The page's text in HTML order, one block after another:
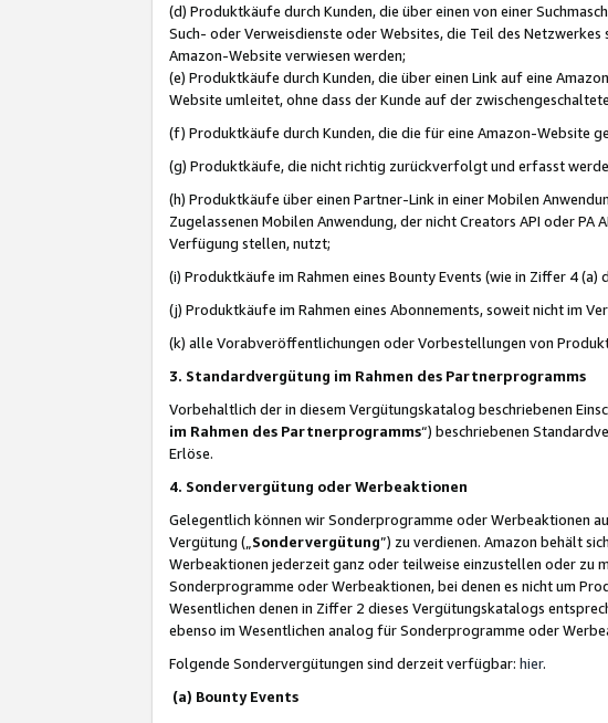
(d) Produktkäufe durch Kunden, die über einen von einer
Such- oder Verweisdienste oder Websites, die Teil des Netzwerkes
Amazon-Website verwiesen werden;
(e) Produktkäufe durch Kunden, die über einen Link auf eine
Website umleitet, ohne dass der Kunde auf der
(f) Produktkäufe durch Kunden, die die für eine Amazon-Website
(g) Produktkäufe, die nicht richtig zurückverfolgt und erfasst
(h) Produktkäufe über einen Partner-Link in einer Mobilen
Zugelassenen Mobilen Anwendung, der nicht Creators API oder
Verfügung stellen, nutzt;
(i) Produktkäufe im Rahmen eines Bounty Events (wie in Ziffer 4
(j) Produktkäufe im Rahmen eines Abonnements, soweit nicht im
(k) alle Vorabveröffentlichungen oder Vorbestellungen von
3. Standardvergütung im Rahmen des Partnerprogramms
Vorbehaltlich der in diesem Vergütungskatalog beschriebenen
im Rahmen des Partnerprogramms“) beschriebenen
Erlöse.
4. Sondervergütung oder Werbeaktionen
Gelegentlich können wir Sonderprogramme oder Werbeaktionen
Vergütung („ Sondervergütung”) zu verdienen. Amazon behält
Werbeaktionen jederzeit ganz oder teilweise einzustellen oder zu
Sonderprogramme oder Werbeaktionen, bei denen es nicht um
Wesentlichen denen in Ziffer 2 dieses Vergütungskatalogs
ebenso im Wesentlichen analog für Sonderprogramme oder
Folgende Sondervergütungen sind derzeit verfügbar: hier.
(a) Bounty Events